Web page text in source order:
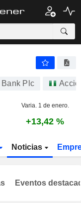
Bank Plc
Varia. 1 de enero.
+13,42 %
Noticias
Eventos